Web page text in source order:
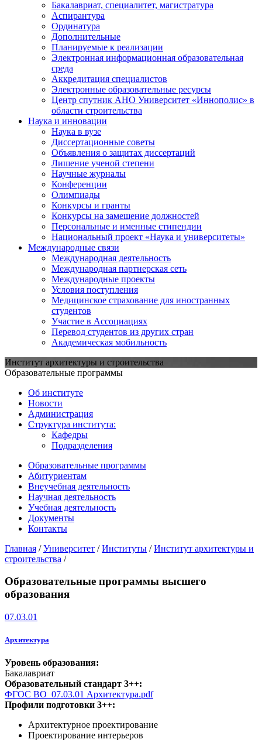
Бакалавриат, специалитет, магистратура
Аспирантура
Ординатура
Дополнительные
Планируемые к реализации
Электронная информационная образовательная
среда
Аккредитация специалистов
Электронные образовательные ресурсы
Центр спутник АНО Университет «Иннополис» в
области строительства
Наука и инновации
Наука в вузе
Диссертационные советы
Объявления о защитах диссертаций
Лишение ученой степени
Научные журналы
Конференции
Олимпиады
Конкурсы и гранты
Конкурсы на замещение должностей
Персональные и именные стипендии
Национальный проект «Наука и университеты»
Международные связи
Международная деятельность
Международная партнерская сеть
Международные проекты
Условия поступления
Медицинское страхование для иностранных
студентов
Участие в Ассоциациях
Перевод студентов из других стран
Академическая мобильность
Институт архитектуры и строительства
Образовательные программы
Об институте
Новости
Администрация
Структура института:
Кафедры
Подразделения
Образовательные программы
Абитуриентам
Внеучебная деятельность
Научная деятельность
Учебная деятельность
Документы
Контакты
Главная /Университет /Институты /Институт архитектуры и
строительства /
Образовательные программы высшего
образования
07.03.01
Архитектура
Уровень образования:
Бакалавриат
Образовательный стандарт 3++:
ФГОС ВО_07.03.01 Архитектура.pdf
Профили подготовки 3++:
Архитектурное проектирование
Проектирование интерьеров